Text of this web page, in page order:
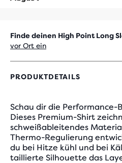
Finde deinen High Point Long
vor Ort ein
PRODUKTDETAILS
Schau dir die Performance-
Dieses Premium-Shirt
schweißableitendes
Thermo-Regulierung
du bei Hitze kühl und bei
taillierte Silhouette das